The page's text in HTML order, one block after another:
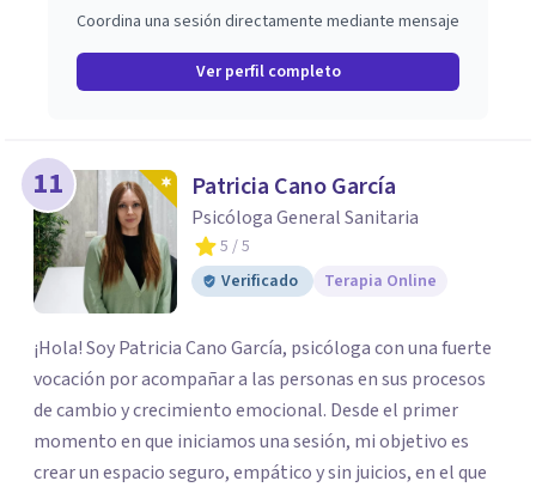
Coordina una sesión directamente mediante mensaje
Ver perfil completo
11 Patricia Cano García
Psicóloga General Sanitaria
5 / 5
Verificado
Terapia Online
¡Hola! Soy Patricia Cano García, psicóloga con una fuerte
vocación por acompañar a las personas en sus procesos
de cambio y crecimiento emocional. Desde el primer
momento en que iniciamos una sesión, mi objetivo es
crear un espacio seguro, empático y sin juicios, en el que